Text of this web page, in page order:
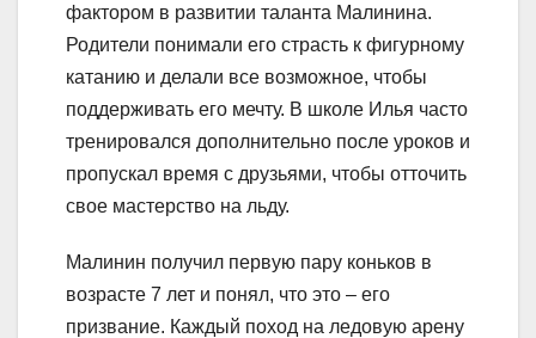
фактором в развитии таланта Малинина.
Родители понимали его страсть к фигурному
катанию и делали все возможное, чтобы
поддерживать его мечту. В школе Илья часто
тренировался дополнительно после уроков и
пропускал время с друзьями, чтобы отточить
свое мастерство на льду.
Малинин получил первую пару коньков в
возрасте 7 лет и понял, что это – его
призвание. Каждый поход на ледовую арену